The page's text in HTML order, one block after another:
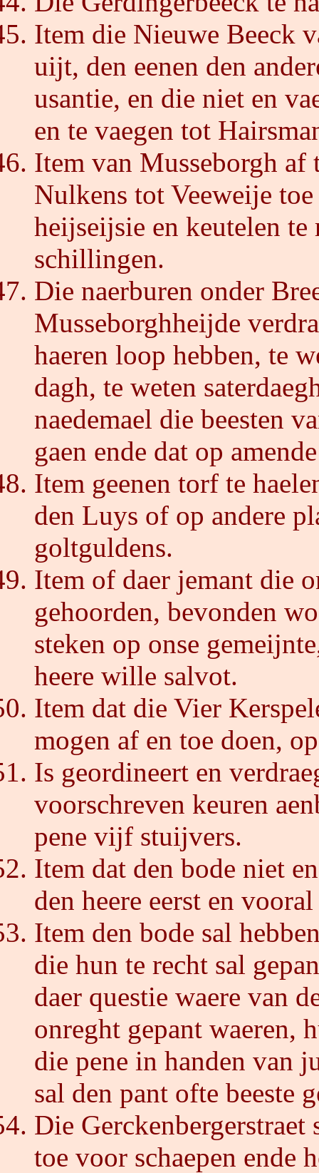
Item die Nieuwe Beeck
uijt, den eenen den
usantie, en die niet en
en te vaegen tot
Item van Musseborgh af
Nulkens tot Veeweije
heijseijsie en keutelen te
schillingen.
Die naerburen onder
Musseborghheijde
haeren loop hebben, te
dagh, te weten
naedemael die beesten
gaen ende dat op
Item geenen torf te
den Luys of op andere
goltguldens.
Item of daer jemant die
gehoorden, bevonden
steken op onse
heere wille salvot.
Item dat die Vier
mogen af en toe doen,
Is geordineert en
voorschreven keuren
pene vijf stuijvers.
Item dat den bode niet
den heere eerst en
Item den bode sal
die hun te recht sal
daer questie waere van
onreght gepant waeren,
die pene in handen van
sal den pant ofte beeste
Die
toe voor schaepen ende